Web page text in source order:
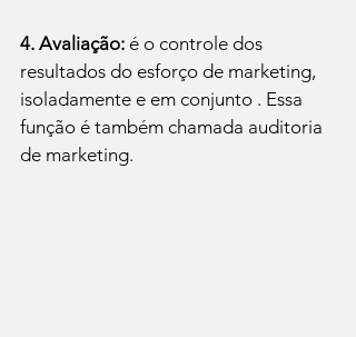
4. Avaliação: é o controle dos
resultados do esforço de marketing,
isoladamente e em conjunto . Essa
função é também chamada auditoria